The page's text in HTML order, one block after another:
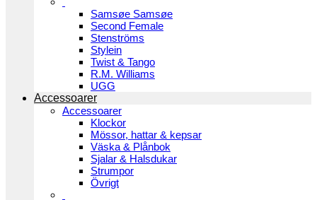
Samsøe Samsøe
Second Female
Stenströms
Stylein
Twist & Tango
R.M. Williams
UGG
Accessoarer
Accessoarer
Klockor
Mössor, hattar & kepsar
Väska & Plånbok
Sjalar & Halsdukar
Strumpor
Övrigt